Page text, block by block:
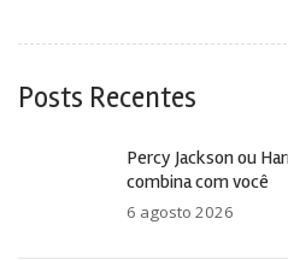
Posts Recentes
Percy Jackson ou
combina com você
6 agosto 2026